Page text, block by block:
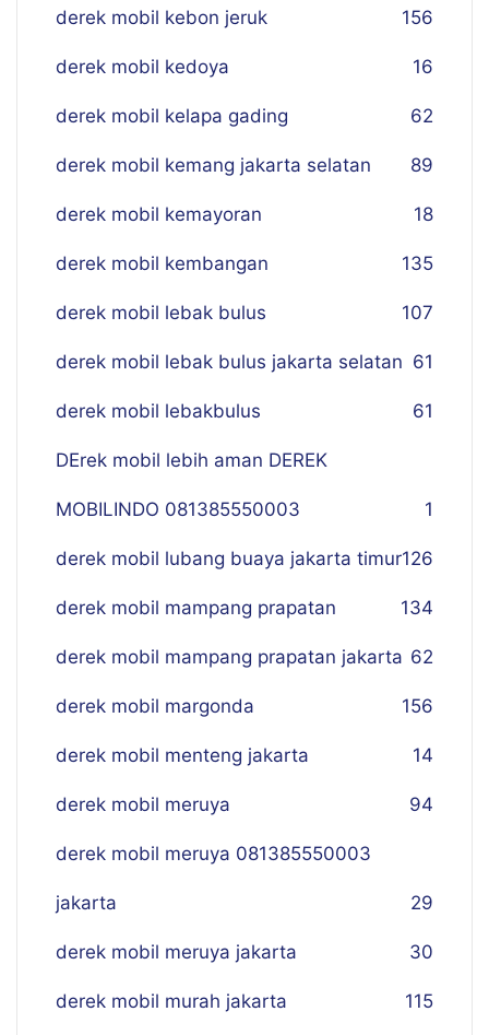
derek mobil kebon jeruk 156
derek mobil kedoya 16
derek mobil kelapa gading 62
derek mobil kemang jakarta selatan 89
derek mobil kemayoran 18
derek mobil kembangan 135
derek mobil lebak bulus 107
derek mobil lebak bulus jakarta selatan 61
derek mobil lebakbulus 61
DErek mobil lebih aman DEREK
MOBILINDO 081385550003 1
derek mobil lubang buaya jakarta timur126
derek mobil mampang prapatan 134
derek mobil mampang prapatan jakarta 62
derek mobil margonda 156
derek mobil menteng jakarta 14
derek mobil meruya 94
derek mobil meruya 081385550003
jakarta 29
derek mobil meruya jakarta 30
derek mobil murah jakarta 115